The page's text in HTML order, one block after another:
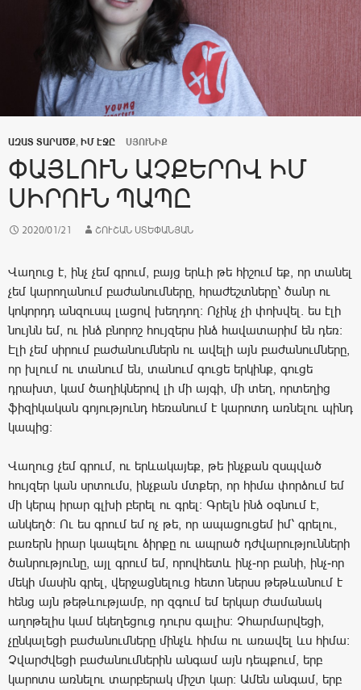
ԱԶԱՏ ՏԱՐԱԾՔ, ԻՄ ԷՋԸ ՍՅՈՒՆԻՔ
ՓԱՅԼՈՒՆ ԱՉՔԵՐՈՎ ԻՄ
ՍԻՐՈՒՆ ՊԱՊԸ
2020/01/21 ՇՈՒՇԱՆ ՍՏԵՓԱՆՅԱՆ
Վաղուց է, ինչ չեմ գրում, բայց երևի թե հիշում եք, որ տանել
չեմ կարողանում բաժանումները, հրաժեշտները՝ ծանր ու
կոկորդդ անզուսպ լացով խեղդող: Ոչինչ չի փոխվել. ես էլի
նույնն եմ, ու ինձ բնորոշ հույզերս ինձ հավատարիմ են դեռ:
Էլի չեմ սիրում բաժանումներն ու ավելի այն բաժանումները,
որ խլում ու տանում են, տանում գուցե երկինք, գուցե
դրախտ, կամ ծաղիկներով լի մի այգի, մի տեղ, որտեղից
ֆիզիկական գոյությունդ հեռանում է կարոտդ առնելու պինդ
կապից:
Վաղուց չեմ գրում, ու երևակայեք, թե ինչքան զսպված
հույզեր կան սրտումս, ինչքան մտքեր, որ հիմա փորձում եմ
մի կերպ իրար գլխի բերել ու գրել: Գրելն ինձ օգնում է,
անկեղծ: Ու ես գրում եմ ոչ թե, որ ապացուցեմ իմ՝ գրելու,
բառերն իրար կապելու ձիրքը ու ապրած դժվարությունների
ծանրությունը, այլ գրում եմ, որովհետև ինչ-որ բանի, ինչ-որ
մեկի մասին գրել, վերջացնելուց հետո ներսս թեթևանում է
հենց այն թեթևությամբ, որ զգում եմ երկար ժամանակ
աղոթելիս կամ եկեղեցուց դուրս գալիս: Չհարմարվեցի,
չընկալեցի բաժանումները մինչև հիմա ու առավել ևս հիմա:
Չվարժվեցի բաժանումներին անգամ այն դեպքում, երբ
կարոտս առնելու տարբերակ միշտ կար: Ամեն անգամ, երբ